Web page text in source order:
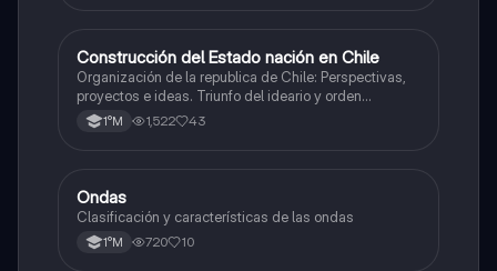
Historia
Construcción del Estado nación en Chile
Organización de la republica de Chile: Perspectivas,
proyectos e ideas. Triunfo del ideario y orden
conservador. Constitución de 1833. "Era Portaliana"
1°M 1,522 43
Física
Ondas
Clasificación y características de las ondas
1°M 720 10